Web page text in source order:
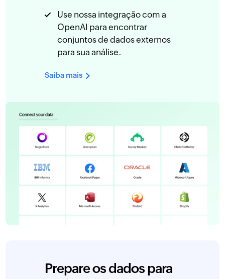
Use nossa integração com a
OpenAI para encontrar
conjuntos de dados externos
para sua análise.
Saiba mais
Prepare os dados para